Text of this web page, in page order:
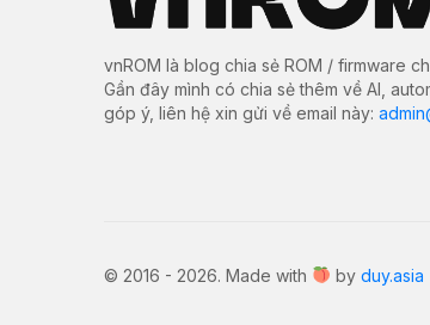
vnROM là blog chia sẻ ROM / firmware
Gần đây mình có chia sẻ thêm về AI,
góp ý, liên hệ xin gửi về email này:
© 2016 - 2026. Made with by duy.asia